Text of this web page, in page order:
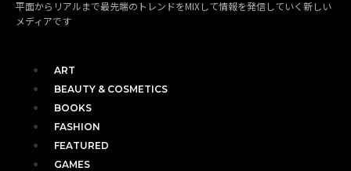
平面からリアルまで最先端のトレンドをMIXして情報を発信していく新しい
メディアです
ART
BEAUTY & COSMETICS
BOOKS
FASHION
FEATURED
GAMES